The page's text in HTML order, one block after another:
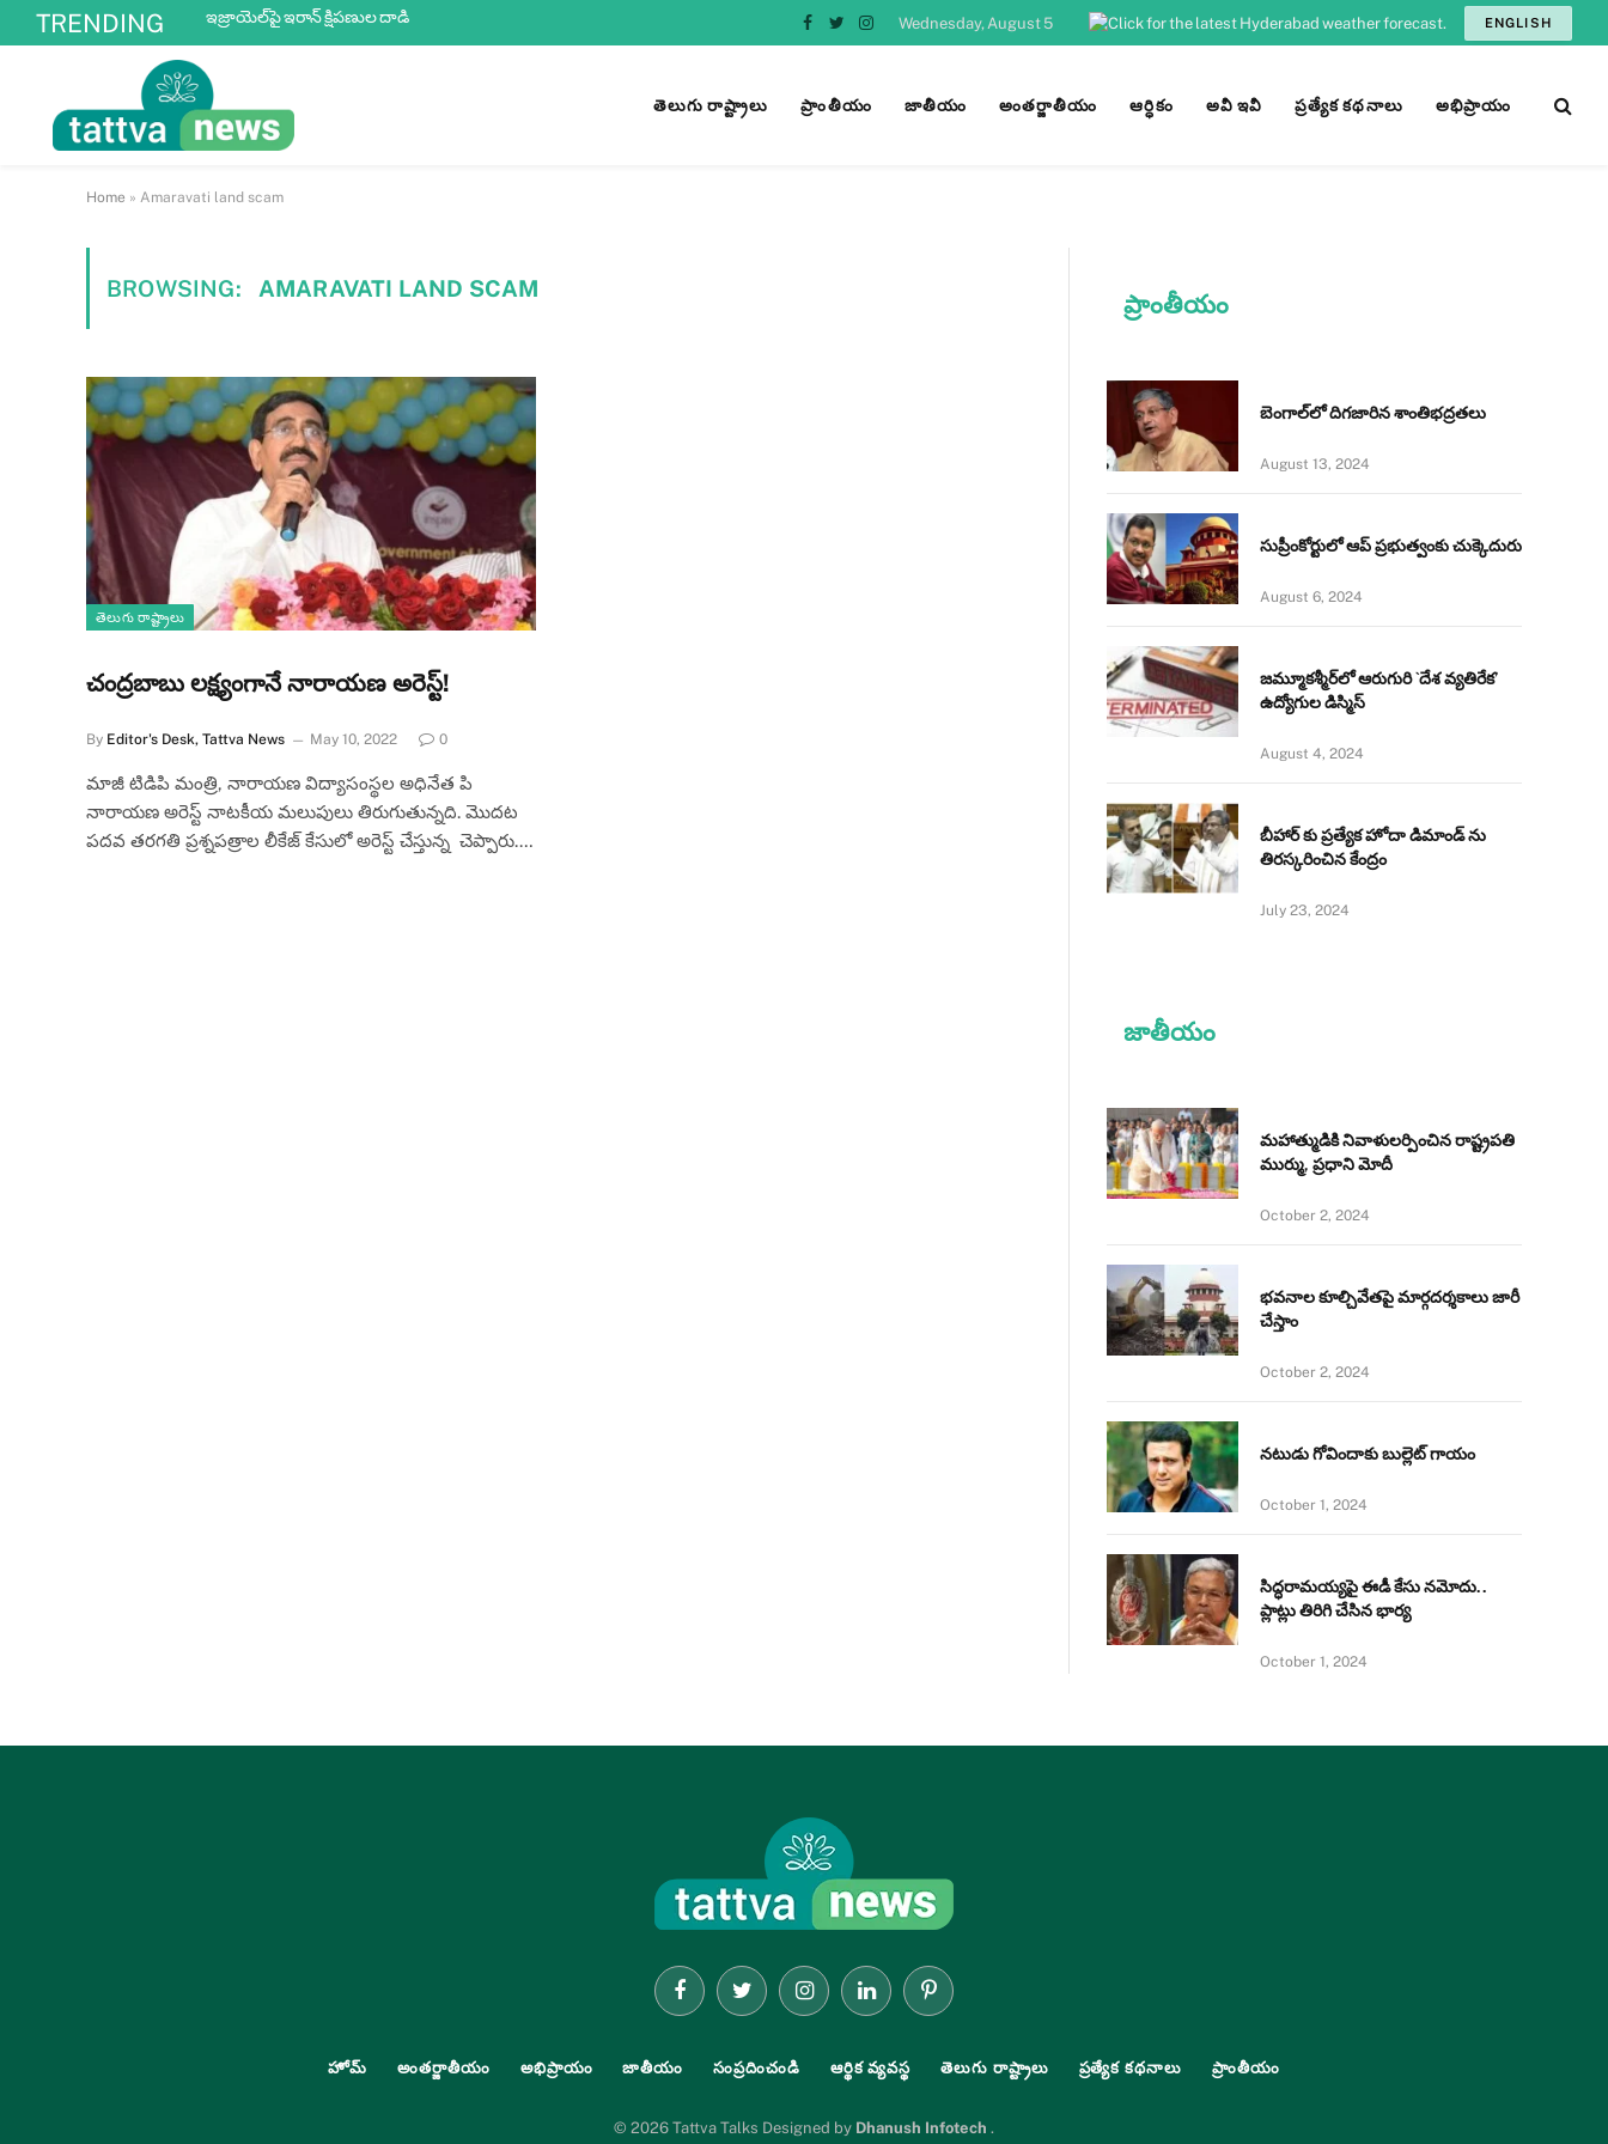
TRENDING
ఇజ్రాయెల్‌పై ఇరాన్ క్షిపణుల దాడి
Facebook
TwitterInstagram
Wednesday, August 5 ENGLISH
తెలుగు రాష్ట్రాలు ప్రాంతీయం జాతీయం అంతర్జాతీయం ఆర్ధికం అవీ ఇవీ ప్రత్యేక కథనాలు అభిప్రాయం
Home » Amaravati land scam
BROWSING: AMARAVATI LAND SCAM
తెలుగు రాష్ట్రాలు
చంద్రబాబు లక్ష్యంగానే నారాయణ అరెస్ట్!
By Editor's Desk, Tattva News May 10, 2022 0
మాజీ టిడిపి మంత్రి, నారాయణ విద్యాసంస్థల అధినేత పి
నారాయణ అరెస్ట్ నాటకీయ మలుపులు తిరుగుతున్నది. మొదట
పదవ తరగతి ప్రశ్నపత్రాల లీకేజ్ కేసులో అరెస్ట్ చేస్తున్న చెప్పారు.…
ప్రాంతీయం
బెంగాల్‌లో దిగజారిన శాంతిభద్రతలు
August 13, 2024
సుప్రీంకోర్టులో ఆప్ ప్రభుత్వంకు చుక్కెదురు
August 6, 2024
జమ్మూకశ్మీర్‌లో ఆరుగురి `దేశ వ్యతిరేక’
ఉద్యోగుల డిస్మిస్‌
August 4, 2024
బీహార్ కు ప్రత్యేక హోదా డిమాండ్ ను
తిరస్కరించిన కేంద్రం
July 23, 2024
జాతీయం
మహాత్ముడికి నివాళులర్పించిన రాష్ట్రపతి
ముర్ము, ప్రధాని మోదీ
October 2, 2024
భవనాల కూల్చివేతపై మార్గదర్శకాలు జారీ
చేస్తాం
October 2, 2024
నటుడు గోవిందాకు బుల్లెట్ గాయం
October 1, 2024
సిద్ధరామయ్యపై ఈడీ కేసు నమోదు..
ప్లాట్లు తిరిగి చేసిన భార్య
October 1, 2024
FacebookTwitter InstagramLinkedInPinterest
హోమ్ అంతర్జాతీయం అభిప్రాయం జాతీయం సంప్రదించండి ఆర్థిక వ్యవస్థ తెలుగు రాష్ట్రాలు ప్రత్యేక కథనాలు ప్రాంతీయం
© 2026 Tattva Talks Designed by Dhanush Infotech .